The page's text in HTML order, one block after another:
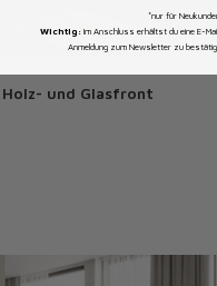
und Glasfront
*nur für
Wichtig: Im Anschluss erhältst du eine E-
Anmeldung zum Newsletter zu